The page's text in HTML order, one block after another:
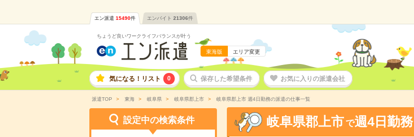
エン派遣 15490件 エンバイト 21306件
ちょうど良いワークライフバランスが叶う
東海版 エリア変更
気になる！リスト 0 保存した希望条件 お気に入りの派遣会社
派遣TOP 東海 岐阜県 岐阜県郡上市 岐阜県郡上市 週4日勤務の派遣の仕事一覧
設定中の検索条件 岐阜県郡上市 で週4日勤務